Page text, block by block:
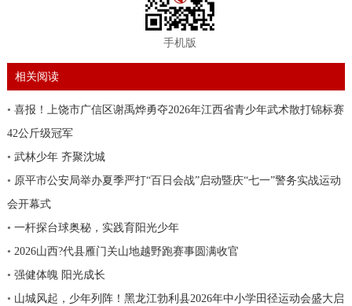
手机版
相关阅读
• 喜报！上饶市广信区谢禹烨勇夺2026年江西省青少年武术散打锦标赛
42公斤级冠军
• 武林少年 齐聚沈城
• 原平市公安局举办夏季严打“百日会战”启动暨庆“七一”警务实战运动
会开幕式
• 一杆探台球奥秘，实践育阳光少年
• 2026山西?代县雁门关山地越野跑赛事圆满收官
• 强健体魄 阳光成长
• 山城风起，少年列阵！黑龙江勃利县2026年中小学田径运动会盛大启